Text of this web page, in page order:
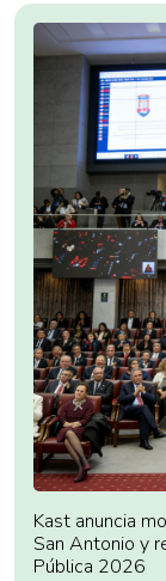
Kast anuncia
San Antonio y
Pública 2026